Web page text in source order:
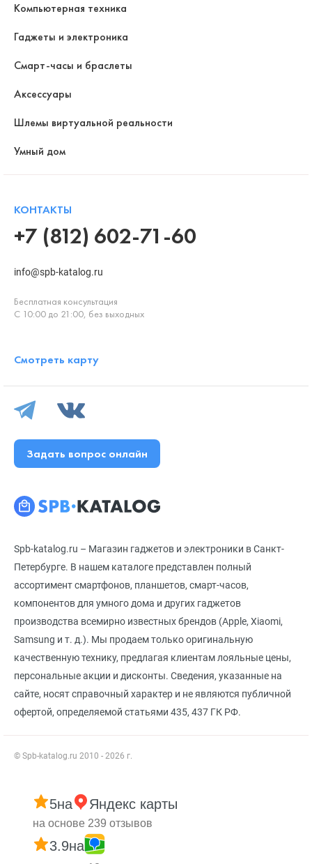
Spb-katalog.ru – Магазин гаджетов и электроники в Санкт-
Петербурге. В нашем каталоге представлен полный
ассортимент смартфонов, планшетов, смарт-часов,
компонентов для умного дома и других гаджетов
производства всемирно известных брендов (Apple, Xiaomi,
Samsung и т. д.). Мы продаем только оригинальную
качественную технику, предлагая клиентам лояльные цены,
персональные акции и дисконты. Сведения, указанные на
сайте, носят справочный характер и не являются публичной
офертой, определяемой статьями 435, 437 ГК РФ.
© Spb-katalog.ru 2010 - 2026 г.
Компьютерная техника
Гаджеты и электроника
Смарт-часы и браслеты
Аксессуары
Шлемы виртуальной реальности
Умный дом
КОНТАКТЫ
+7 (812) 602-71-60
info@spb-katalog.ru
Бесплатная консультация
С 10:00 до 21:00, без выходных
Смотреть карту
Задать вопрос онлайн
5на Яндекс карты
на основе 239 отзывов
3.9на